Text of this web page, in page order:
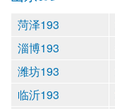
菏泽193
淄博193
潍坊193
临沂193